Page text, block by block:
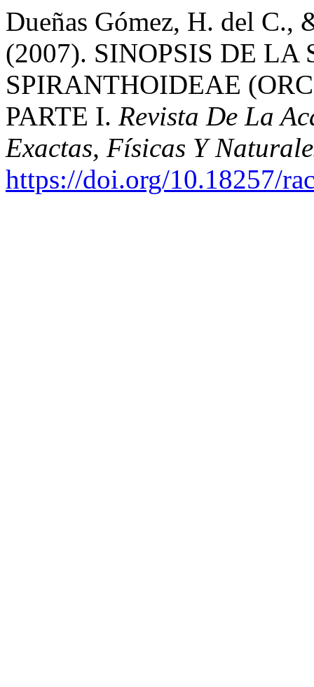
Dueñas Gómez, H. del C.,
(2007). SINOPSIS DE
SPIRANTHOIDEAE
PARTE I. Revista De La
Exactas, Físicas Y
https://doi.org/10.18257/